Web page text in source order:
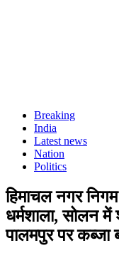
Breaking
India
Latest news
Nation
Politics
हिमाचल नगर
धर्मशाला, सोलन
पालमपुर पर कब्जा